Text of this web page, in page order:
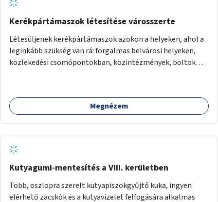
Kerékpártámaszok létesítése városszerte
Létesüljenek kerékpártámaszok azokon a helyeken, ahol a
leginkább szükség van rá: forgalmas belvárosi helyeken,
közlekedési csomópontokban, közintézmények, boltok
Megnézem
Kutyagumi-mentesítés a VIII. kerületben
Több, oszlopra szerelt kutyapiszokgyűjtő kuka, ingyen
elérhető zacskók és a kutyavizelet felfogására alkalmas